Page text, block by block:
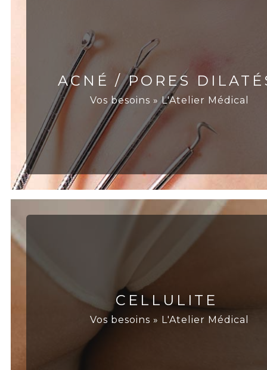
ACNÉ / PORES
Vos besoins » L'Atelier Médical
CELLULITE
Vos besoins » L'Atelier Médical